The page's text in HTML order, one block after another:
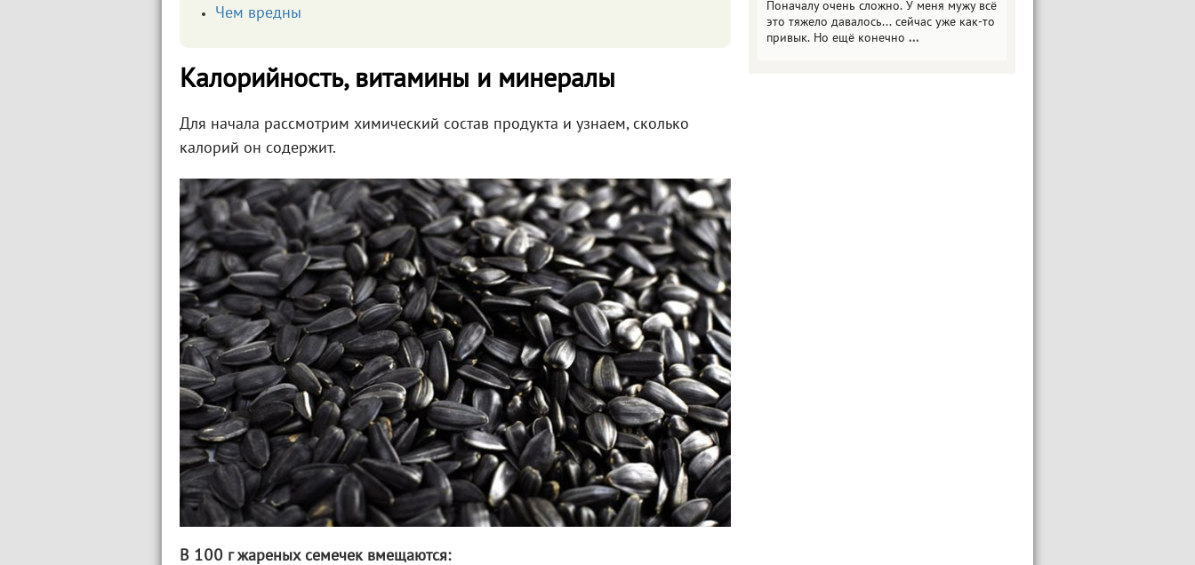
Чем вредны
Калорийность, витамины и минералы
Для начала рассмотрим химический состав продукта и узнаем, сколько
калорий он содержит.
В 100 г жареных семечек вмещаются:
Поначалу очень сложно. У меня мужу всё
это тяжело давалось... сейчас уже как-то
привык. Но ещё конечно ...